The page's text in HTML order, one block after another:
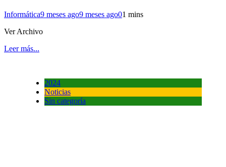
Informática9 meses ago9 meses ago01 mins
Ver Archivo
Leer más...
2024
Noticias
Sin categoría